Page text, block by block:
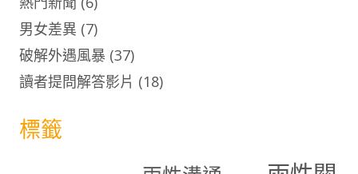
男女差異 (7)
破解外遇風暴 (37)
讀者提問解答影片 (18)
標籤